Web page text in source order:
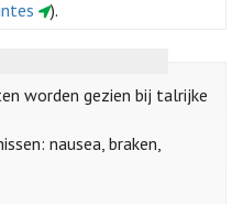
).
worden gezien bij talrijke
nausea, braken,